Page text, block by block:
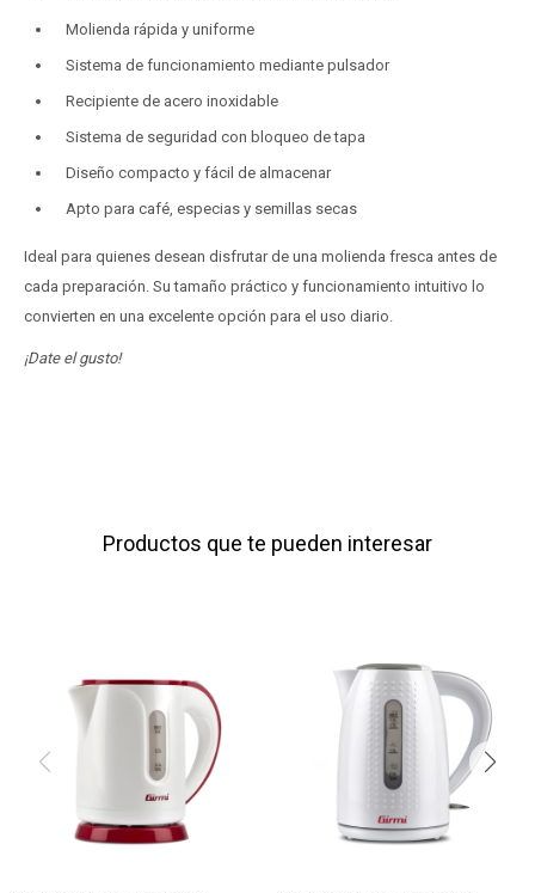
Molienda rápida y uniforme
Sistema de funcionamiento mediante pulsador
Recipiente de acero inoxidable
Sistema de seguridad con bloqueo de tapa
Diseño compacto y fácil de almacenar
Apto para café, especias y semillas secas
Ideal para quienes desean disfrutar de una molienda fresca antes de
cada preparación. Su tamaño práctico y funcionamiento intuitivo lo
convierten en una excelente opción para el uso diario.
¡Date el gusto!
Productos que te pueden interesar